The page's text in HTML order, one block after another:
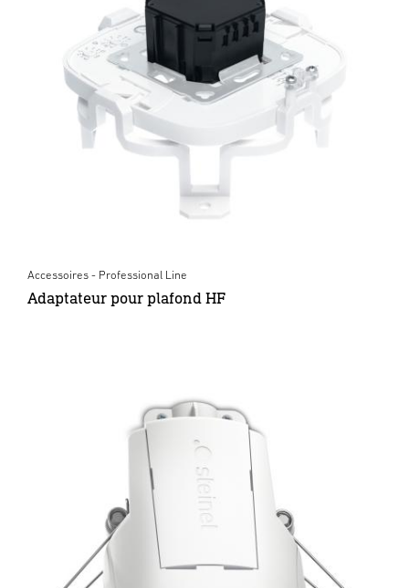
Accessoires - Professional Line
Adaptateur pour plafond HF